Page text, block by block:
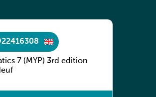
7 (MYP) 3rd edition